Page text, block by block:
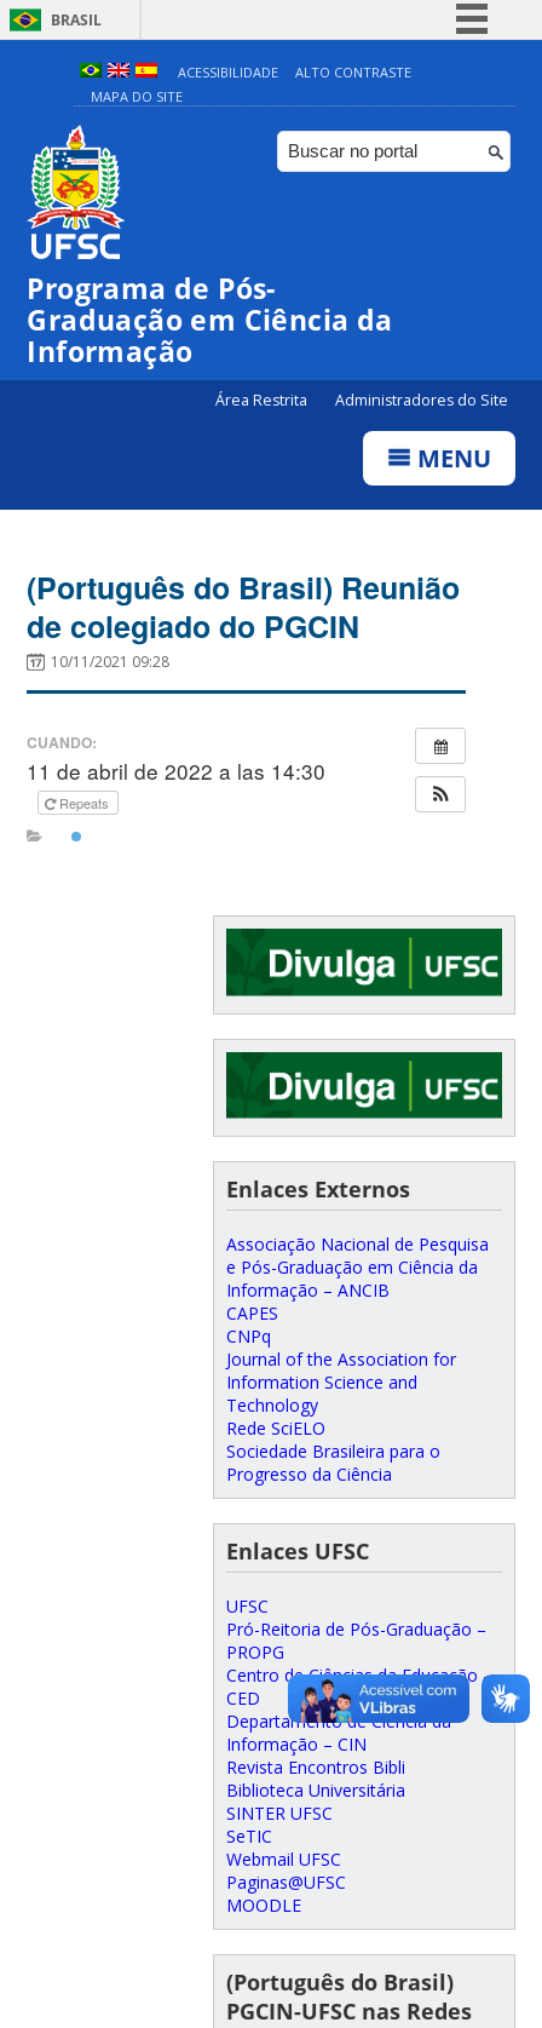
BRASIL
Simplifique!
Comunica BR
Participe
ACESSIBILIDADE
ALTO CONTRASTE
MAPA DO SITE
Programa de Pós-
Graduação em Ciência da
Informação
Área Restrita Administradores do Site
MENU
(Português do Brasil) Reunião
de colegiado do PGCIN
10/11/2021 09:28
CUANDO:
11 de abril de 2022 a las 14:30
Repeats
Enlaces Externos
Associação Nacional de Pesquisa
e Pós-Graduação em Ciência da
Informação – ANCIB
CAPES
CNPq
Journal of the Association for
Information Science and
Technology
Rede SciELO
Sociedade Brasileira para o
Progresso da Ciência
Enlaces UFSC
UFSC
Pró-Reitoria de Pós-Graduação –
PROPG
Centro de Ciências da Educação –
CED
Departamento de Ciência da
Informação – CIN
Revista Encontros Bibli
Biblioteca Universitária
SINTER UFSC
SeTIC
Webmail UFSC
Paginas@UFSC
MOODLE
(Português do Brasil)
PGCIN-UFSC nas Redes